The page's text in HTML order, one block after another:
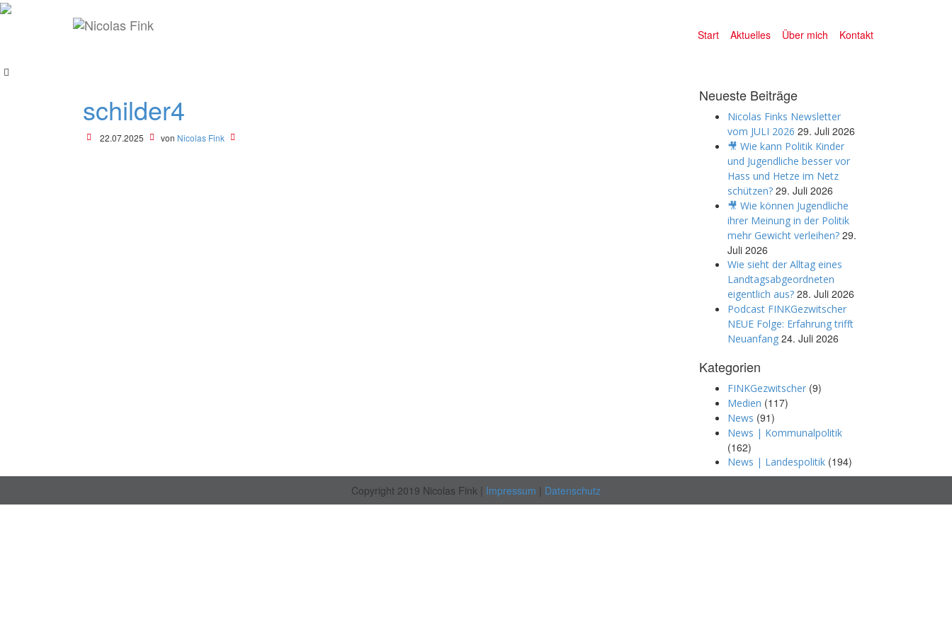
Start Aktuelles Über mich Kontakt
schilder4
22.07.2025 von Nicolas Fink
Neueste Beiträge
Nicolas Finks Newsletter
vom JULI 2026 29. Juli 2026
🎥 Wie kann Politik Kinder
und Jugendliche besser vor
Hass und Hetze im Netz
schützen? 29. Juli 2026
🎥 Wie können Jugendliche
ihrer Meinung in der Politik
mehr Gewicht verleihen? 29.
Juli 2026
Wie sieht der Alltag eines
Landtagsabgeordneten
eigentlich aus? 28. Juli 2026
Podcast FINKGezwitscher
NEUE Folge: Erfahrung trifft
Neuanfang 24. Juli 2026
Kategorien
FINKGezwitscher (9)
Medien (117)
News (91)
News | Kommunalpolitik
(162)
News | Landespolitik (194)
Copyright 2019 Nicolas Fink | Impressum | Datenschutz